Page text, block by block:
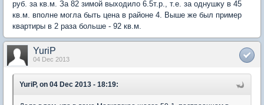
руб. за кв.м. За 82 зимой выходило 6.5т.р., т.е. за однушку в 45
кв.м. вполне могла быть цена в районе 4. Выше же был пример
квартиры в 2 раза больше - 92 кв.м.
YuriP
04 Dec 2013
YuriP, on 04 Dec 2013 - 18:19: